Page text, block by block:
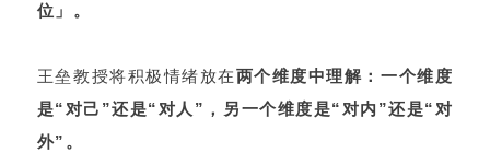
位」。
王垒教授将积极情绪放在两个维度中理解：一个维度
是“对己”还是“对人”，另一个维度是“对内”还是“对
外”。